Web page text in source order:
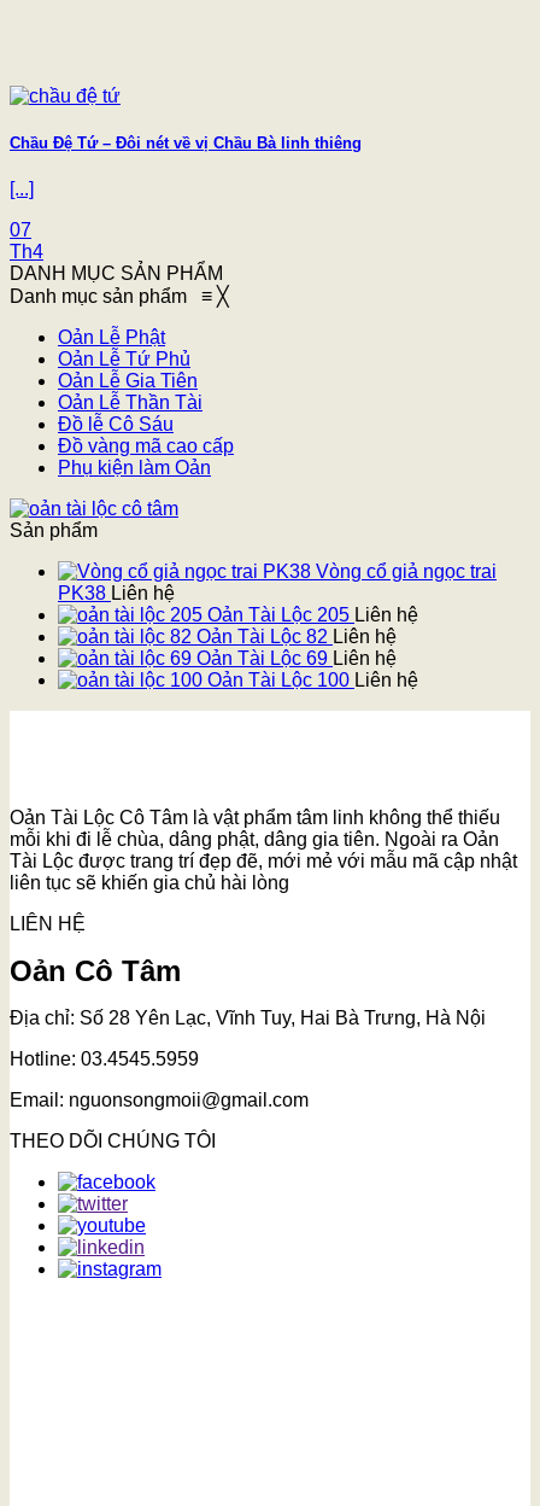
Chầu Đệ Tứ – Đôi nét về vị Chầu Bà linh thiêng
[...]
07
Th4
DANH MỤC SẢN PHẨM
Danh mục sản phẩm ≡ ╳
Oản Lễ Phật
Oản Lễ Tứ Phủ
Oản Lễ Gia Tiên
Oản Lễ Thần Tài
Đồ lễ Cô Sáu
Đồ vàng mã cao cấp
Phụ kiện làm Oản
Sản phẩm
Vòng cổ giả ngọc trai
PK38 Liên hệ
Oản Tài Lộc 205 Liên hệ
Oản Tài Lộc 82 Liên hệ
Oản Tài Lộc 69 Liên hệ
Oản Tài Lộc 100 Liên hệ
Oản Tài Lộc Cô Tâm là vật phẩm tâm linh không thể thiếu
mỗi khi đi lễ chùa, dâng phật, dâng gia tiên. Ngoài ra Oản
Tài Lộc được trang trí đẹp đẽ, mới mẻ với mẫu mã cập nhật
liên tục sẽ khiến gia chủ hài lòng
LIÊN HỆ
Oản Cô Tâm
Địa chỉ: Số 28 Yên Lạc, Vĩnh Tuy, Hai Bà Trưng, Hà Nội
Hotline: 03.4545.5959
Email: nguonsongmoii@gmail.com
THEO DÕI CHÚNG TÔI